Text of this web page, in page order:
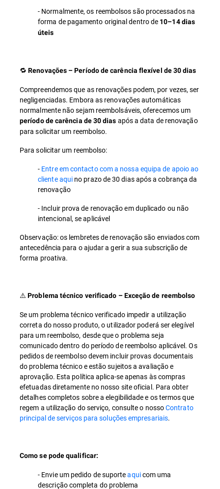
- Normalmente, os reembolsos são processados na
forma de pagamento original dentro de 10–14 dias
úteis
🔁Renovações – Período de carência flexível de 30 dias
Compreendemos que as renovações podem, por vezes, ser
negligenciadas. Embora as renovações automáticas
normalmente não sejam reembolsáveis, oferecemos um
período de carência de 30 dias após a data de renovação
para solicitar um reembolso.
Para solicitar um reembolso:
- Entre em contacto com a nossa equipa de apoio ao
cliente aqui no prazo de 30 dias após a cobrança da
renovação
- Incluir prova de renovação em duplicado ou não
intencional, se aplicável
Observação: os lembretes de renovação são enviados com
antecedência para o ajudar a gerir a sua subscrição de
forma proativa.
⚠️Problema técnico verificado – Exceção de reembolso
Se um problema técnico verificado impedir a utilização
correta do nosso produto, o utilizador poderá ser elegível
para um reembolso, desde que o problema seja
comunicado dentro do período de reembolso aplicável. Os
pedidos de reembolso devem incluir provas documentais
do problema técnico e estão sujeitos a avaliação e
aprovação. Esta política aplica-se apenas às compras
efetuadas diretamente no nosso site oficial. Para obter
detalhes completos sobre a elegibilidade e os termos que
regem a utilização do serviço, consulte o nossoContrato
principal de serviços para soluções empresariais.
Como se pode qualificar:
- Envie um pedido de suporteaquicom uma
descrição completa do problema